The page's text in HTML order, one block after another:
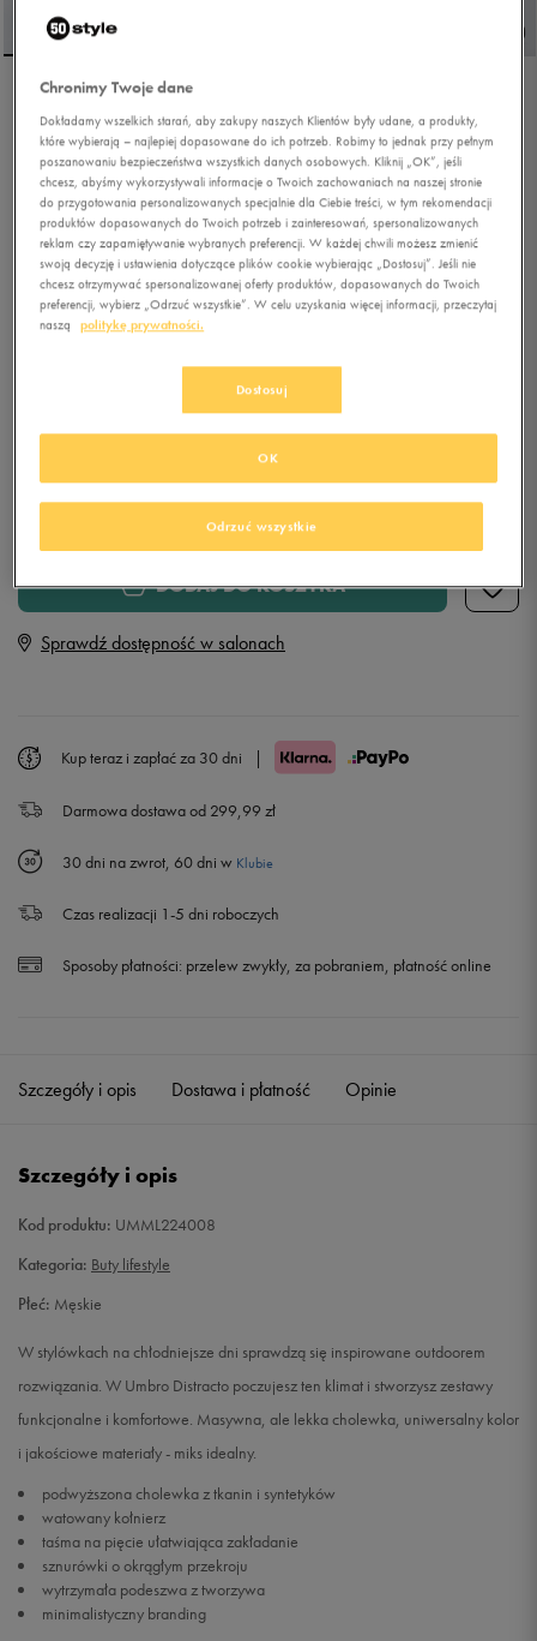
UMBRO DISTRACTO
4.9 (49 )
89,99zł z Vat
+ 600 PKT WKLUBIE 50 STYLE
szary
26 cm
43 27,5 cm Powiadom o dostępności
44 28,5 cm
45 29 cm
DODAJ DO KOSZYKA
Sprawdź dostępność w salonach
Kup teraz i zapłać za 30 dni |
Darmowa dostawa od 299,99 zł
30 dni na zwrot, 60 dni w Klubie
Czas realizacji 1-5 dni roboczych
Sposoby płatności: przelew zwykły, za pobraniem, płatność online
Szczegóły i opis Dostawa i płatność Opinie
Szczegóły i opis
Kod produktu: UMML224008
Kategoria: Buty lifestyle
Płeć: Męskie
W stylówkach na chłodniejsze dni sprawdzą się inspirowane outdoorem
rozwiązania. W Umbro Distracto poczujesz ten klimat i stworzysz zestawy
funkcjonalne i komfortowe. Masywna, ale lekka cholewka, uniwersalny kolor
i jakościowe materiały - miks idealny.
podwyższona cholewka z tkanin i syntetyków
watowany kołnierz
taśma na pięcie ułatwiająca zakładanie
sznurówki o okrągłym przekroju
wytrzymała podeszwa z tworzywa
minimalistyczny branding
Chronimy Twoje dane
Dokładamy wszelkich starań, aby zakupy naszych Klientów były udane, a produkty,
które wybierają – najlepiej dopasowane do ich potrzeb. Robimy to jednak przy pełnym
poszanowaniu bezpieczeństwa wszystkich danych osobowych. Kliknij „OK”, jeśli
chcesz, abyśmy wykorzystywali informacje o Twoich zachowaniach na naszej stronie
do przygotowania personalizowanych specjalnie dla Ciebie treści, w tym rekomendacji
produktów dopasowanych do Twoich potrzeb i zainteresowań, spersonalizowanych
reklam czy zapamiętywanie wybranych preferencji. W każdej chwili możesz zmienić
swoją decyzję i ustawienia dotyczące plików cookie wybierając „Dostosuj”. Jeśli nie
chcesz otrzymywać spersonalizowanej oferty produktów, dopasowanych do Twoich
preferencji, wybierz „Odrzuć wszystkie”. W celu uzyskania więcej informacji, przeczytaj
naszą
politykę prywatności.
Dostosuj
Odrzuć wszystkie
OK